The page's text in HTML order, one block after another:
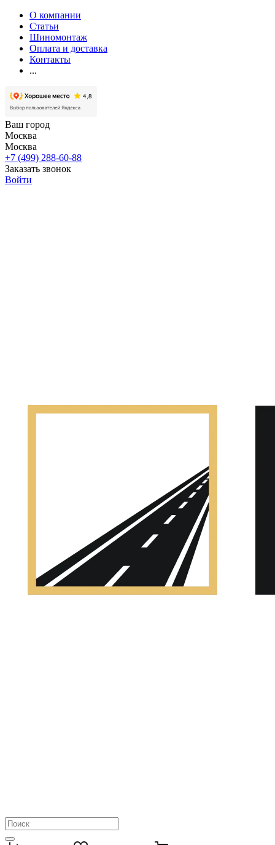
О компании
Статьи
Шиномонтаж
Оплата и доставка
Контакты
...
Ваш город
Москва
Москва
+7 (499) 288-60-88
Заказать звонок
Войти